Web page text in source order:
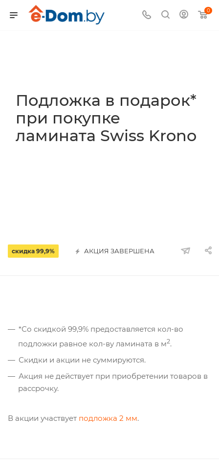
0
Подложка в подарок*
при покупке
ламината Swiss Krono
скидка 99,9% АКЦИЯ ЗАВЕРШЕНА
*Со скидкой 99,9% предоставляется кол-во
подложки равное кол-ву ламината в м2.
Скидки и акции не суммируются.
Акция не действует при приобретении товаров в
рассрочку.
В акции участвует подложка 2 мм.